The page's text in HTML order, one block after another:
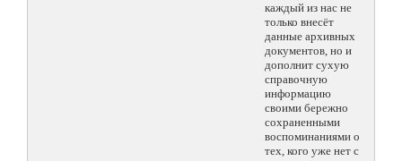
каждый из нас не
только внесёт
данные архивных
документов, но и
дополнит сухую
справочную
информацию
своими бережно
сохраненными
воспоминаниями о
тех, кого уже нет с